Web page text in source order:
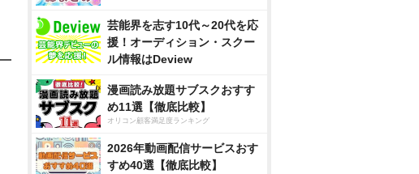
芸能界を志す10代～20代を応
援！オーディション・スクー
ル情報はDeview
漫画読み放題サブスクおすす
め11選【徹底比較】
オリコン顧客満足度ランキング
2026年動画配信サービスおす
すめ40選【徹底比較】